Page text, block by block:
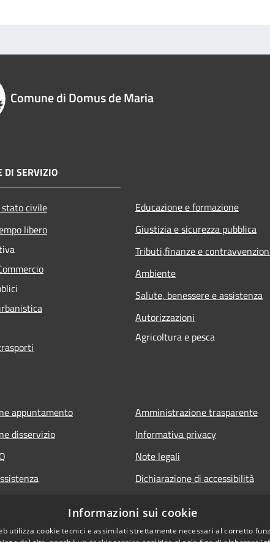
Comune di Domus de Maria
DI SERVIZIO
civile
libero
Educazione e formazione
Giustizia e sicurezza pubblica
Tributi,finanze e
Ambiente
Salute, benessere e assistenza
Autorizzazioni
Agricoltura e pesca
appuntamento
disservizio
Amministrazione trasparente
Informativa privacy
Note legali
Dichiarazione di accessibilità
Informazioni sui cookie
utilizza cookie tecnici e assimilati strettamente necessari al corretto